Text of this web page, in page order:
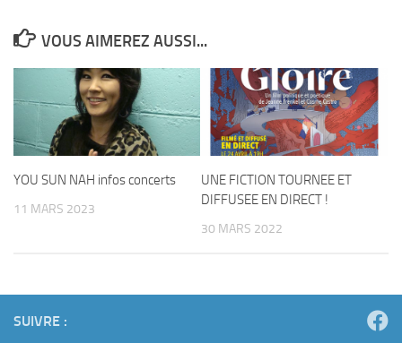
VOUS AIMEREZ AUSSI...
YOU SUN NAH infos concerts
11 MARS 2023
UNE FICTION TOURNEE ET
DIFFUSEE EN DIRECT !
30 MARS 2022
SUIVRE :